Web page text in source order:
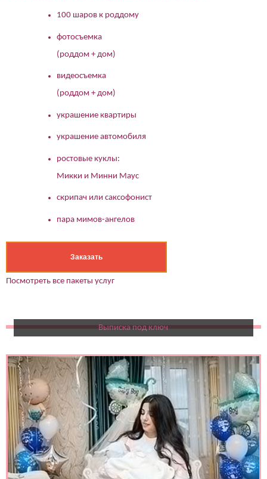
100 шаров к роддому
фотосъемка
(роддом + дом)
видеосъемка
(роддом + дом)
украшение квартиры
украшение автомобиля
ростовые куклы:
Микки и Минни Маус
скрипач или саксофонист
пара мимов-ангелов
Заказать
Посмотреть все пакеты услуг
Выписка под ключ